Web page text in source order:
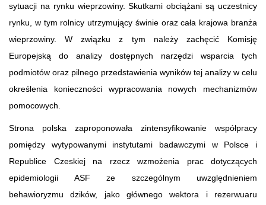
sytuacji na rynku wieprzowiny. Skutkami obciążani są uczestnicy
rynku, w tym rolnicy utrzymujący świnie oraz cała krajowa branża
wieprzowiny. W związku z tym należy zachęcić Komisję
Europejską do analizy dostępnych narzędzi wsparcia tych
podmiotów oraz pilnego przedstawienia wyników tej analizy w celu
określenia konieczności wypracowania nowych mechanizmów
pomocowych.
Strona polska zaproponowała zintensyfikowanie współpracy
pomiędzy wytypowanymi instytutami badawczymi w Polsce i
Republice Czeskiej na rzecz wzmożenia prac dotyczących
epidemiologii ASF ze szczególnym uwzględnieniem
behawioryzmu dzików, jako głównego wektora i rezerwuaru